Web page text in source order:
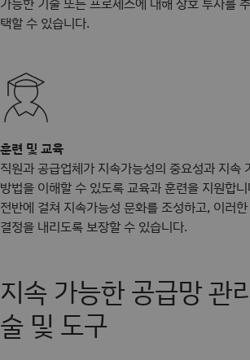
택할 수 있습니다.
훈련 및 교육
직원과 공급업체가 지속가능성의 중요성과 지속
방법을 이해할 수 있도록 교육과 훈련을 지원합
전반에 걸쳐 지속가능성 문화를 조성하고, 이러
결정을 내리도록 보장할 수 있습니다.
지속 가능한 공급망 관
술 및 도구